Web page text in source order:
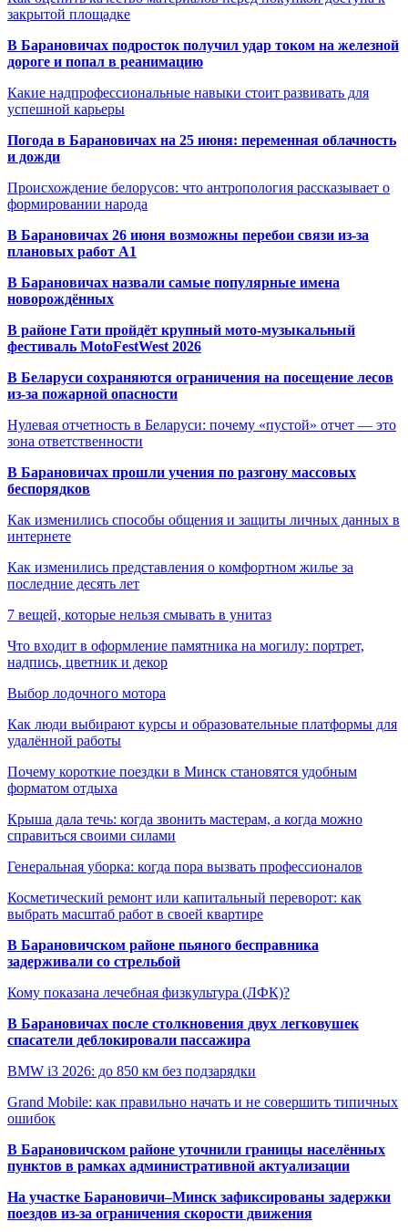
закрытой площадке
В Барановичах подросток получил удар током на железной
дороге и попал в реанимацию
Какие надпрофессиональные навыки стоит развивать для
успешной карьеры
Погода в Барановичах на 25 июня: переменная облачность
и дожди
Происхождение белорусов: что антропология рассказывает о
формировании народа
В Барановичах 26 июня возможны перебои связи из-за
плановых работ A1
В Барановичах назвали самые популярные имена
новорождённых
В районе Гати пройдёт крупный мото-музыкальный
фестиваль MotoFestWest 2026
В Беларуси сохраняются ограничения на посещение лесов
из-за пожарной опасности
Нулевая отчетность в Беларуси: почему «пустой» отчет — это
зона ответственности
В Барановичах прошли учения по разгону массовых
беспорядков
Как изменились способы общения и защиты личных данных в
интернете
Как изменились представления о комфортном жилье за
последние десять лет
7 вещей, которые нельзя смывать в унитаз
Что входит в оформление памятника на могилу: портрет,
надпись, цветник и декор
Выбор лодочного мотора
Как люди выбирают курсы и образовательные платформы для
удалённой работы
Почему короткие поездки в Минск становятся удобным
форматом отдыха
Крыша дала течь: когда звонить мастерам, а когда можно
справиться своими силами
Генеральная уборка: когда пора вызвать профессионалов
Косметический ремонт или капитальный переворот: как
выбрать масштаб работ в своей квартире
В Барановичском районе пьяного бесправника
задерживали со стрельбой
Кому показана лечебная физкультура (ЛФК)?
В Барановичах после столкновения двух легковушек
спасатели деблокировали пассажира
BMW i3 2026: до 850 км без подзарядки
Grand Mobile: как правильно начать и не совершить типичных
ошибок
В Барановичском районе уточнили границы населённых
пунктов в рамках административной актуализации
На участке Барановичи–Минск зафиксированы задержки
поездов из-за ограничения скорости движения